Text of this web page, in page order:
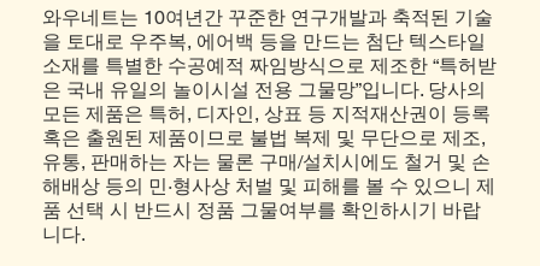
와우네트는 10여년간 꾸준한 연구개발과 축적된 기술
을 토대로 우주복, 에어백 등을 만드는 첨단 텍스타일
소재를 특별한 수공예적 짜임방식으로 제조한 “특허받
은 국내 유일의 놀이시설 전용 그물망”입니다. 당사의
모든 제품은 특허, 디자인, 상표 등 지적재산권이 등록
혹은 출원된 제품이므로 불법 복제 및 무단으로 제조,
유통, 판매하는 자는 물론 구매/설치시에도 철거 및 손
해배상 등의 민·형사상 처벌 및 피해를 볼 수 있으니 제
품 선택 시 반드시 정품 그물여부를 확인하시기 바랍
니다.